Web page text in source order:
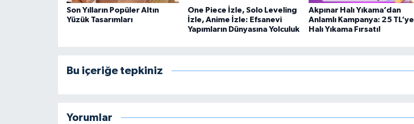
Son Yılların Popüler Altın
Yüzük Tasarımları
One Piece İzle, Solo Leveling
İzle, Anime İzle: Efsanevi
Yapımların Dünyasına Yolculuk
Akpınar Halı Yıkama’dan
Anlamlı Kampanya: 25 TL’ye
Halı Yıkama Fırsatı!
Bu içeriğe tepkiniz
Yorumlar